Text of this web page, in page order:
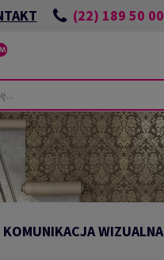
(22) 189 50 00
WIZUALNA